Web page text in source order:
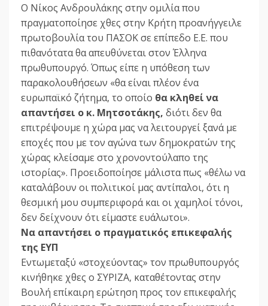
Ο Νίκος Ανδρουλάκης στην ομιλία που
πραγματοποίησε χθες στην Κρήτη προανήγγειλε
πρωτοβουλία του ΠΑΣΟΚ σε επίπεδο Ε.Ε. που
πιθανότατα θα απευθύνεται στον Έλληνα
πρωθυπουργό. Όπως είπε η υπόθεση των
παρακολουθήσεων «θα είναι πλέον ένα
ευρωπαϊκό ζήτημα, το οποίο θα κληθεί να
απαντήσει ο κ. Μητσοτάκης, διότι δεν θα
επιτρέψουμε η χώρα μας να λειτουργεί ξανά με
εποχές που με τον αγώνα των δημοκρατών της
χώρας κλείσαμε στο χρονοντούλαπο της
ιστορίας». Προειδοποίησε μάλιστα πως «θέλω να
καταλάβουν οι πολιτικοί μας αντίπαλοι, ότι η
θεσμική μου συμπεριφορά και οι χαμηλοί τόνοι,
δεν δείχνουν ότι είμαστε ευάλωτοι».
Να απαντήσει ο πραγματικός επικεφαλής
της ΕΥΠ
Εντωμεταξύ «στοχεύοντας» τον πρωθυπουργός
κινήθηκε χθες ο ΣΥΡΙΖΑ, καταθέτοντας στην
Βουλή επίκαιρη ερώτηση προς τον επικεφαλής